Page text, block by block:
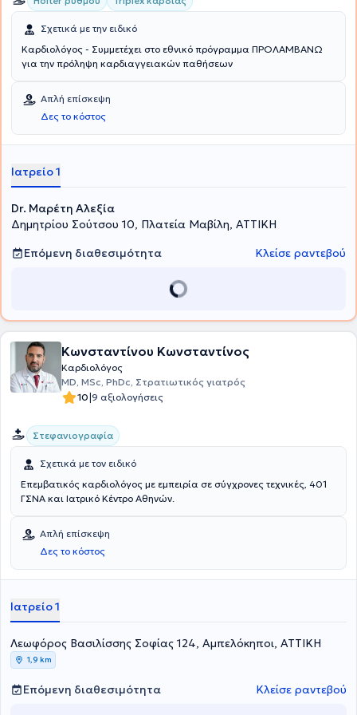
Σχετικά με την ειδικό
Καρδιολόγος - Συμμετέχει στο εθνικό πρόγραμμα ΠΡΟΛΑΜΒΑΝΩ
για την πρόληψη καρδιαγγειακών παθήσεων
Απλή επίσκεψη
Δες το κόστος
Ιατρείο 1
Dr. Μαρέτη Αλεξία
Δημητρίου Σούτσου 10, Πλατεία Μαβίλη, ΑΤΤΙΚΗ
Επόμενη διαθεσιμότητα
Κλείσε ραντεβού
Κωνσταντίνου Κωνσταντίνος
Καρδιολόγος
MD, MSc, PhDc, Στρατιωτικός γιατρός
10|9 αξιολογήσεις
Στεφανιογραφία
Σχετικά με τον ειδικό
Επεμβατικός καρδιολόγος με εμπειρία σε σύγχρονες τεχνικές, 401
ΓΣΝΑ και Ιατρικό Κέντρο Αθηνών.
Απλή επίσκεψη
Δες το κόστος
Ιατρείο 1
Λεωφόρος Βασιλίσσης Σοφίας 124, Αμπελόκηποι, ΑΤΤΙΚΗ
1,9 km
Επόμενη διαθεσιμότητα Κλείσε ραντεβού